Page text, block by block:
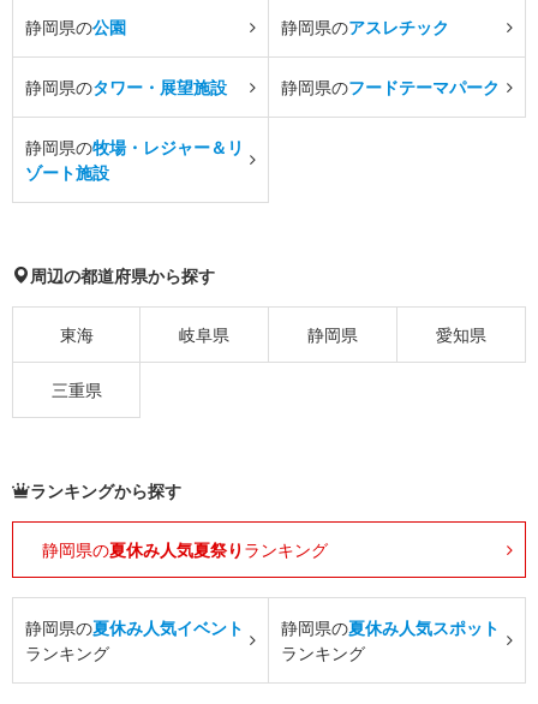
静岡県の公園 静岡県のアスレチック
静岡県のタワー・展望施設 静岡県のフードテーマパーク
静岡県の牧場・レジャー＆リ
ゾート施設
周辺の都道府県から探す
東海 岐阜県 静岡県 愛知県
三重県
ランキングから探す
静岡県の夏休み人気夏祭り ランキング
静岡県の夏休み人気イベント
ランキング
静岡県の夏休み人気スポット
ランキング